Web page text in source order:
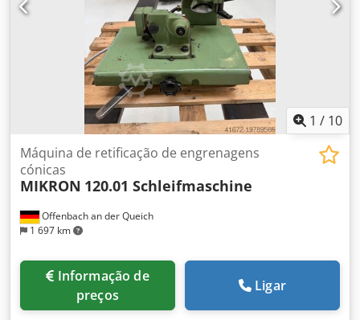
1 / 10
Offenbach an der Queich
1 697 km
Máquina de retificação de engrenagens
cónicas
MIKRON 120.01 Schleifmaschine
preços
Ligar